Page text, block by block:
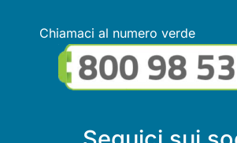
Chiamaci al numero verde